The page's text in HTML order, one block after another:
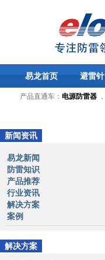
易龙首页 避雷针
产品直通车： 电源防雷器 ，
新闻资讯
易龙新闻
防雷知识
产品推荐
行业资讯
解决方案
案例
解决方案